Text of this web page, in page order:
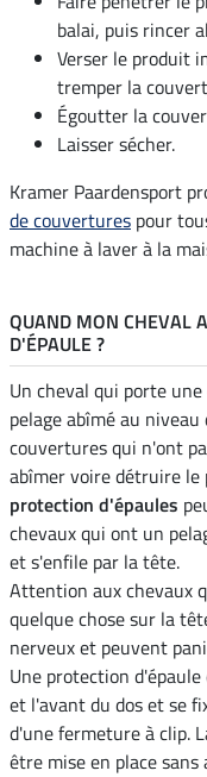
balai, puis rincer
Verser le produit
tremper la
Égoutter la
Laisser sécher.
Kramer Paardensport
de couvertures pour
machine à laver à la
QUAND MON CHEVAL
D'ÉPAULE ?
Un cheval qui porte
pelage abîmé au
couvertures qui n'ont
abîmer voire détruire le
protection d'épaules
chevaux qui ont un
et s'enfile par la tête.
Attention aux chevaux
quelque chose sur la
nerveux et peuvent
Une protection
et l'avant du dos et se
d'une fermeture à clip.
être mise en place